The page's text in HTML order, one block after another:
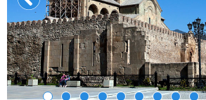
Развлечения
Календарь событий
Телеграм-канал
Гудаури
INFO